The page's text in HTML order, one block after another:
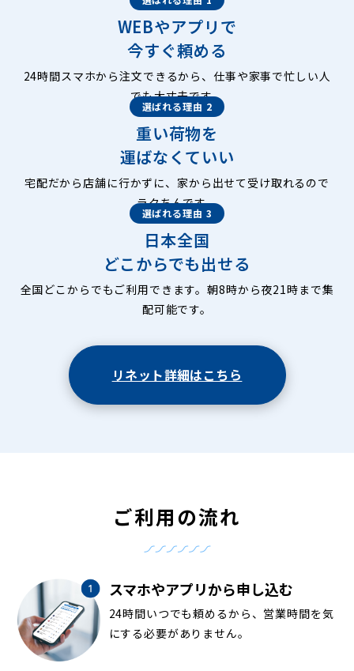
WEBやアプリで
今すぐ頼める
24時間スマホから注文できるから、仕事や家事で忙しい人
でも大丈夫です。
選ばれる理由 2
重い荷物を
運ばなくていい
宅配だから店舗に行かずに、家から出せて受け取れるので
ラクちんです。
選ばれる理由 3
日本全国
どこからでも出せる
全国どこからでもご利用できます。朝8時から夜21時まで集
配可能です。
リネット詳細はこちら
ご利用の流れ
スマホやアプリから申し込む
24時間いつでも頼めるから、営業時間を気
にする必要がありません。